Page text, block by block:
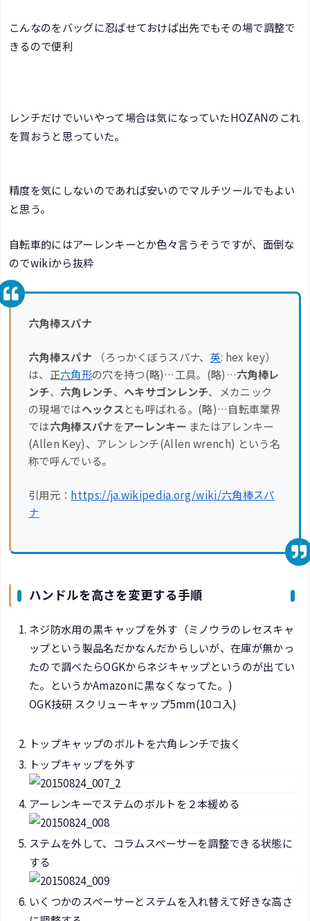
こんなのをバッグに忍ばせておけば出先でもその場で調整で
きるので便利
レンチだけでいいやって場合は気になっていたHOZANのこれ
を買おうと思っていた。
精度を気にしないのであれば安いのでマルチツールでもよい
と思う。
自転車的にはアーレンキーとか色々言うそうですが、面倒な
のでwikiから抜粋
六角棒スパナ
六角棒スパナ （ろっかくぼうスパナ、 英: hex key）
は、正六角形の穴を持つ(略)…工具。(略)…六角棒レ
ンチ、 六角レンチ、 ヘキサゴンレンチ、メカニック
の現場ではヘックスとも呼ばれる。(略)…自転車業界
では六角棒スパナをアーレンキー またはアレンキー
(Allen Key)、アレンレンチ(Allen wrench) という名
称で呼んでいる。
引用元： https://ja.wikipedia.org/wiki/六角棒スパ
ナ
ハンドルを高さを変更する手順
ネジ防水用の黒キャップを外す（ミノウラのレセスキャ
ップという製品名だかなんだからしいが、在庫が無かっ
たので調べたらOGKからネジキャップというのが出てい
た。というかAmazonに黒なくなってた。)
OGK技研 スクリューキャップ5mm(10コ入)
トップキャップのボルトを六角レンチで抜く
トップキャップを外す
アーレンキーでステムのボルトを２本緩める
ステムを外して、コラムスペーサーを調整できる状態に
する
いくつかのスペーサーとステムを入れ替えて好きな高さ